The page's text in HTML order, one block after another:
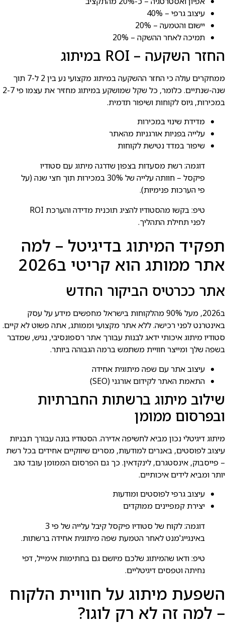
עיצוב גרפי – 40%
יישום והטמעה – 20%
תמיכה לאחר ההשקה – 20%
החזר השקעה – ROI במיתוג
ממחקרים עולה כי החזר ההשקעה במיתוג מקצועי נע בין 2 ל-7 תוך
שנה-שנתיים. כלומר, כל שקל שמושקע במיתוג מחזיר את עצמו פי 2-7
במכירות, גיוס לקוחות ושיפור תדמית.
מדידת שינוי במכירות
עלייה בפניות אורגניות מהאתר
שיפור במדד נטישת לקוחות
דוגמה: רשת מסעדות בצפון שדרגה מיתוג עם סטודיו
פיקסל – חוותה עלייה של 30% במכירות תוך חצי שנה (על
פי הערכות פנימיות).
טיפ: בקשו מהסטודיו להציג תוכנית מדידה והערכת ROI
לפני תחילת התהליך.
תפקיד המיתוג בדיגיטל – למה
אתר ממותג הוא קריטי ב2026
אתר ככרטיס הביקור החדש
ב2026, מעל 90% מהלקוחות בישראל מחפשים מידע על עסק
באינטרנט לפני רכישה. ללא אתר מקצועי וממותג, אתה פשוט לא קיים.
סטודיו מיתוג איכותי ידאג לבנות עבורך אתר רספונסיבי, נגיש, שמדבר
בשפה שלך ומייצר חוויית משתמש ברמה הגבוהה ביותר.
עיצוב אתר עם שפה מיתוגית אחידה
התאמת האתר לקידום אורגני (SEO)
שילוב מיתוג ברשתות החברתיות
ובפרסום ממומן
מיתוג דיגיטלי נכון מביא לחשיפה אדירה. הסטודיו בונה עבורך תבניות
עיצוב לפוסטים, באנרים למודעות, מסרים שיווקיים אחידים בכל רשת
– פייסבוק, אינסטגרם, לינקדאין. כך גם הפרסום הממומן עובד טוב
יותר ומביא לידים איכותיים.
עיצוב גרפי לפוסטים ומודעות
יצירת קמפיינים ממוקדים
דוגמה: לקוח של סטודיו פיקסל קיבל עלייה של פי 3
באינגייג'מנט לאחר הטמעת שפה מיתוגית אחידה ברשתות.
טיפ: ודאו שהמיתוג שלכם מיושם גם בחתימות אימייל, דפי
נחיתה וטפסים דיגיטליים.
השפעת מיתוג על חוויית הלקוח
– למה זה לא רק לוגו?